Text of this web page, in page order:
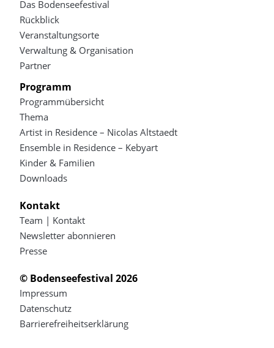
Das Bodenseefestival
Rückblick
Veranstaltungsorte
Verwaltung & Organisation
Partner
Programm
Programmübersicht
Thema
Artist in Residence – Nicolas Altstaedt
Ensemble in Residence – Kebyart
Kinder & Familien
Downloads
Kontakt
Team | Kontakt
Newsletter abonnieren
Presse
© Bodenseefestival 2026
Impressum
Datenschutz
Barrierefreiheitserklärung